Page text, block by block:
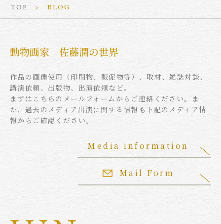
TOP BLOG
動物画家 佐藤潤の世界
作品の画像使用（印刷物、販促物等）、取材、雑誌対談、
講演依頼、出版物、出演依頼など。
まずはこちらのメールフォームからご連絡ください。ま
た、過去のメディア出演に関する情報も下記のメディア情
報からご確認ください。
Mail Form
Media information